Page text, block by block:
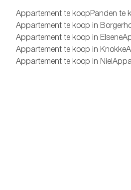
Appartement te koop Panden te
Appartement te koop in
Appartement te koop in Elsene
Appartement te koop in Knokke
Appartement te koop in Niel